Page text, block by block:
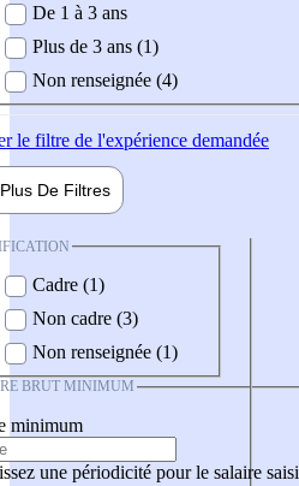
De 1 à 3 ans
Plus de 3 ans (1)
Non renseignée (4)
le filtre de l'expérience demandée
Plus De Filtres
Cadre (1)
Non cadre (3)
Non renseignée (1)
BRUT MINIMUM
minimum
une périodicité pour le salaire saisi